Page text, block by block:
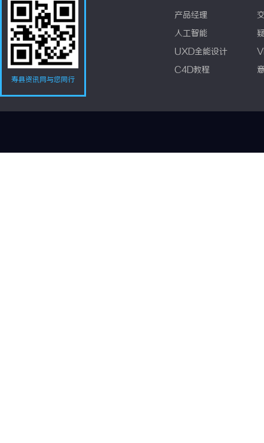
寿县资讯网与您同行
产品经理
人工智能
UXD全能设计
C4D教程